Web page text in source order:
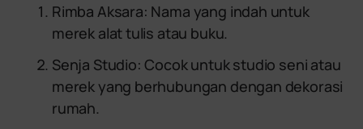
Rimba Aksara: Nama yang indah untuk
merek alat tulis atau buku.
Senja Studio: Cocok untuk studio seni atau
merek yang berhubungan dengan dekorasi
rumah.